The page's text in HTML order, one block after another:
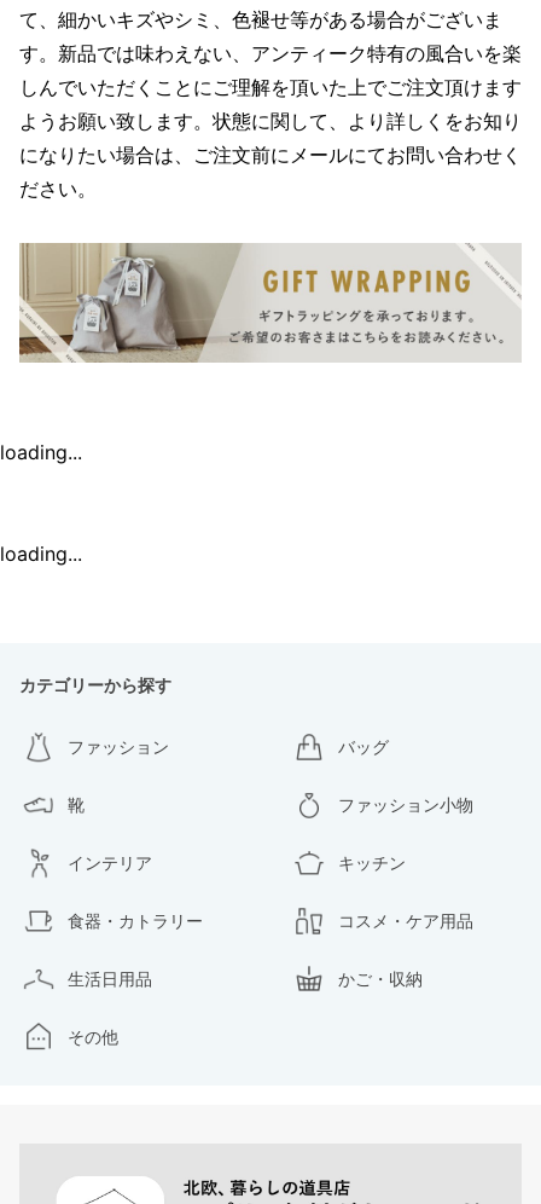
て、細かいキズやシミ、色褪せ等がある場合がございま
す。新品では味わえない、アンティーク特有の風合いを楽
しんでいただくことにご理解を頂いた上でご注文頂けます
ようお願い致します。状態に関して、より詳しくをお知り
になりたい場合は、ご注文前にメールにてお問い合わせく
ださい。
loading...
loading...
カテゴリーから探す
ファッション バッグ
靴 ファッション小物
インテリア キッチン
食器・カトラリー コスメ・ケア用品
生活日用品 かご・収納
その他